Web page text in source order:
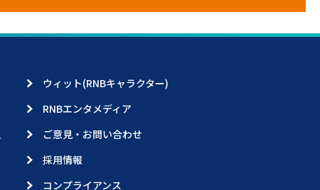
ウィット(RNBキャラクター)
RNBエンタメディア
ご意見・お問い合わせ
採用情報
コンプライアンス